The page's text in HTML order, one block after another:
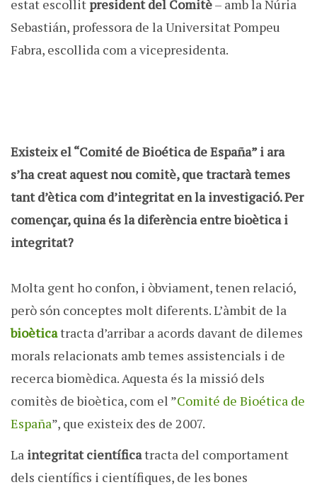
estat escollitpresident del Comitè– amb la Núria
Sebastián, professora de la Universitat Pompeu
Fabra, escollida com a vicepresidenta.
Existeix el “Comité de Bioética de España” i ara
s’ha creat aquest nou comitè, que tractarà temes
tant d’ètica com d’integritat en la investigació. Per
començar, quina és la diferència entre bioètica i
integritat?
Molta gent ho confon, i òbviament, tenen relació,
però són conceptes molt diferents. L’àmbit de la
bioèticatracta d’arribar a acords davant de dilemes
morals relacionats amb temes assistencials i de
recerca biomèdica. Aquesta és la missió dels
comitès de bioètica, com el ”Comité de Bioética de
España”, que existeix des de 2007.
La integritat científicatracta del comportament
dels científics i científiques, de les bones